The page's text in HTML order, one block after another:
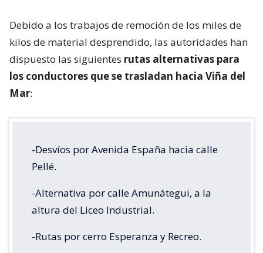
Debido a los trabajos de remoción de los miles de
kilos de material desprendido, las autoridades han
dispuesto las siguientes rutas alternativas para
los conductores que se trasladan hacia Viña del
Mar:
-Desvíos por Avenida España hacia calle
Pellé.
-Alternativa por calle Amunátegui, a la
altura del Liceo Industrial.
-Rutas por cerro Esperanza y Recreo.